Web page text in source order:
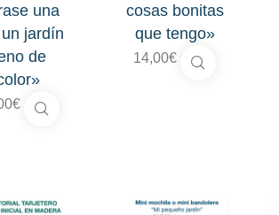
una
jardín
de
€
cosas bonitas
que tengo»
14,00€